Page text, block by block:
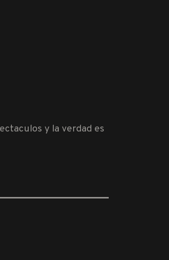
y la verdad es